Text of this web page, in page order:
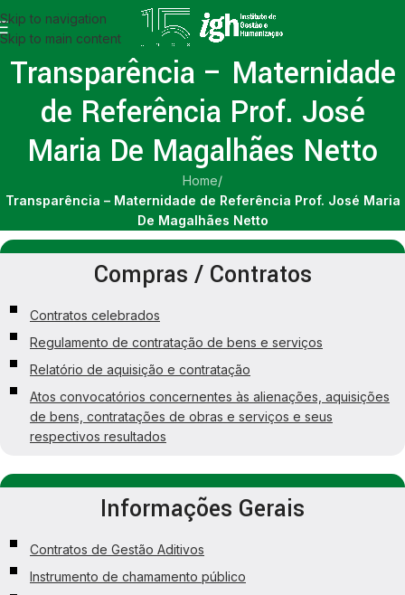
Skip to navigation
Skip to main content
Transparência – Maternidade
de Referência Prof. José
Maria De Magalhães Netto
Home/
Transparência – Maternidade de Referência Prof. José Maria
De Magalhães Netto
Compras / Contratos
Contratos celebrados
Regulamento de contratação de bens e serviços
Relatório de aquisição e contratação
Atos convocatórios concernentes às alienações, aquisições
de bens, contratações de obras e serviços e seus
respectivos resultados
Informações Gerais
Contratos de Gestão Aditivos
Instrumento de chamamento público